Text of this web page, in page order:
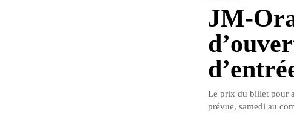
JM-
Le prix du billet pour
prévue, samedi au